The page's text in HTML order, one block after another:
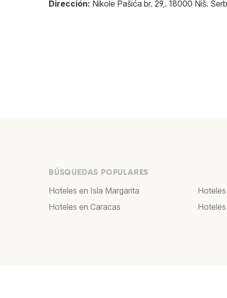
Dirección: Nikole Pašića br. 29,. 18000 Niš.
BÚSQUEDAS POPULARES
Hoteles en Isla Margarita
Hoteles en Caracas